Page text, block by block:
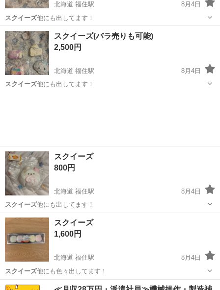
北海道 福住駅
8月4日
スクイーズ他にも出してます！
北海道 札幌市 福住駅 その他
スクイーズ(バラ売りも可能)
2,500円
北海道 福住駅
8月4日
スクイーズ他にも出してます！
スクイーズ
800円
北海道 福住駅
8月4日
スクイーズ他にも出してます！
北海道 札幌市 福住駅
スクイーズ
1,600円
北海道 福住駅
8月4日
スクイーズ他にも色々出してます！
北海道 札幌市 福住駅 その他 スクイーズ